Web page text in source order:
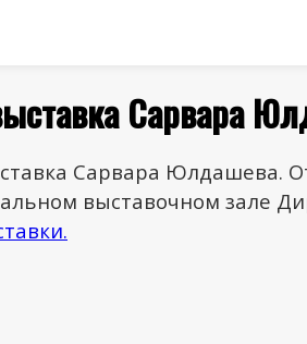
Сарвара
Сарвара Юлдашева.
выставочном зале